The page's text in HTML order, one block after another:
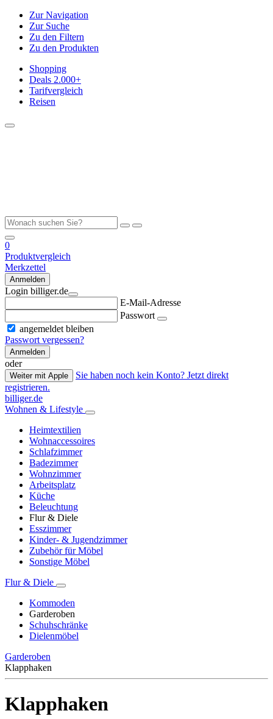
Zur Navigation
Zur Suche
Zu den Filtern
Zu den Produkten
Shopping
Deals 2.000+
Tarifvergleich
Reisen
0
Produktvergleich
Merkzettel
Anmelden
Login billiger.de
E-Mail-Adresse
Passwort
angemeldet bleiben
Passwort vergessen?
Anmelden
oder
Weiter mit Apple
Sie haben noch kein Konto? Jetzt direkt
registrieren.
billiger.de
Wohnen & Lifestyle
Heimtextilien
Wohnaccessoires
Schlafzimmer
Badezimmer
Wohnzimmer
Arbeitsplatz
Küche
Beleuchtung
Flur & Diele
Esszimmer
Kinder- & Jugendzimmer
Zubehör für Möbel
Sonstige Möbel
Flur & Diele
Kommoden
Garderoben
Schuhschränke
Dielenmöbel
Garderoben
Klapphaken
Klapphaken